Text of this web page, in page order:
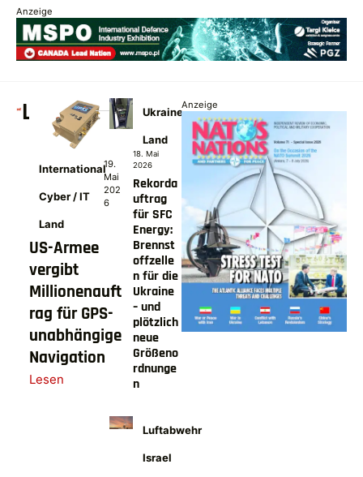
Anzeige
LAND
International
Cyber / IT
Land
19.
Mai
202
6
US-Armee
vergibt
Millionenauft
rag für GPS-
unabhängige
Navigation
Lesen
Ukraine
Land
18. Mai
2026
Rekorda
uftrag
für SFC
Energy:
Brennst
offzelle
n für die
Ukraine
– und
plötzlich
neue
Größeno
rdnunge
n
Luftabwehr
Israel
Anzeige